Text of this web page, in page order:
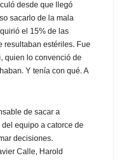
desde que llegó
sacarlo de la mala
el 15% de las
resultaban estériles. Fue
quien lo convenció de
Y tenía con qué. A
de sacar a
equipo a catorce de
decisiones.
Calle, Harold